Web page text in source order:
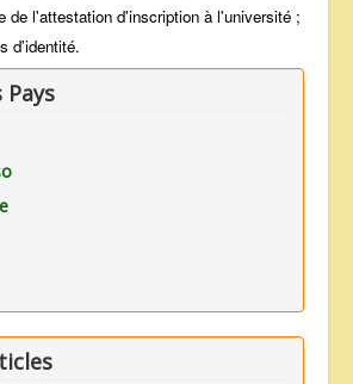
de l'attestation d'inscription à l'université ;
d'identité.